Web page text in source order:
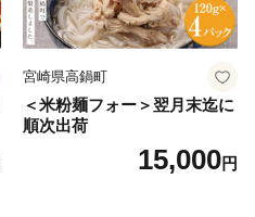
宮崎県高鍋町
＜米粉麺フォー＞翌月末迄に
順次出荷
15,000円